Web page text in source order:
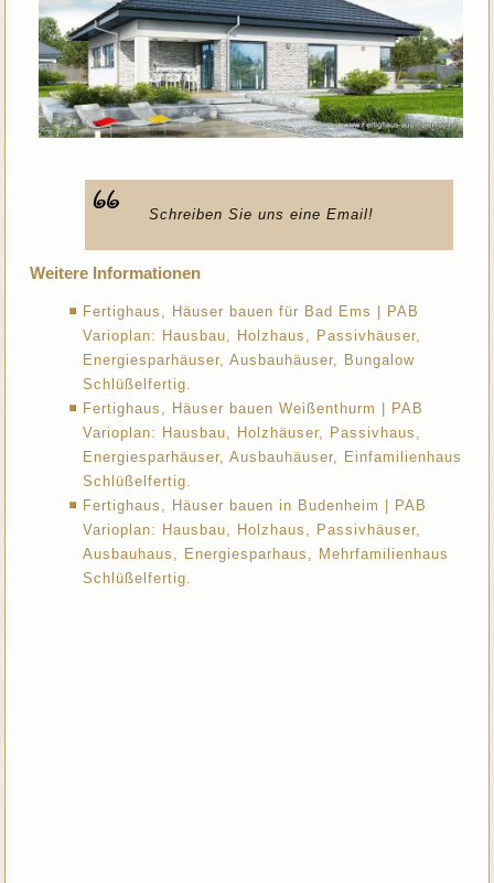
Schreiben Sie uns eine Email!
Weitere Informationen
Fertighaus, Häuser bauen für Bad Ems | PAB
Varioplan: Hausbau, Holzhaus, Passivhäuser,
Energiesparhäuser, Ausbauhäuser, Bungalow
Schlüßelfertig.
Fertighaus, Häuser bauen Weißenthurm | PAB
Varioplan: Hausbau, Holzhäuser, Passivhaus,
Energiesparhäuser, Ausbauhäuser, Einfamilienhaus
Schlüßelfertig.
Fertighaus, Häuser bauen in Budenheim | PAB
Varioplan: Hausbau, Holzhaus, Passivhäuser,
Ausbauhaus, Energiesparhaus, Mehrfamilienhaus
Schlüßelfertig.